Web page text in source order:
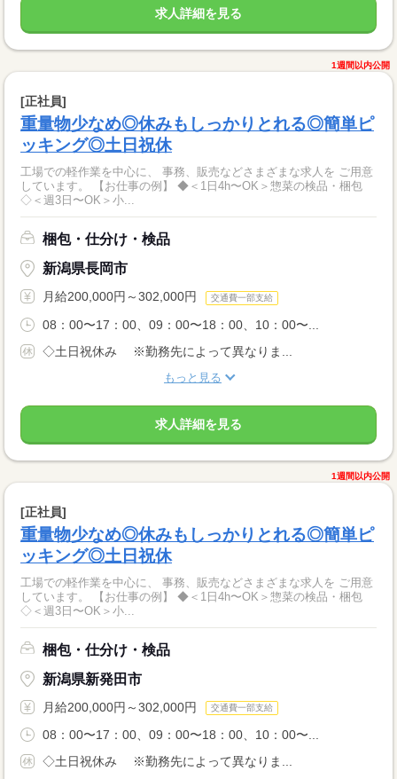
求人詳細を見る
1週間以内公開
[正社員]
重量物少なめ◎休みもしっかりとれる◎簡単ピ
ッキング◎土日祝休
工場での軽作業を中心に、 事務、販売などさまざまな求人を ご用意
しています。 【お仕事の例】 ◆＜1日4h〜OK＞惣菜の検品・梱包
◇＜週3日〜OK＞小...
梱包・仕分け・検品
新潟県長岡市
月給200,000円～302,000円 交通費一部支給
08：00〜17：00、09：00〜18：00、10：00〜...
◇土日祝休み ※勤務先によって異なりま...
もっと見る
求人詳細を見る
1週間以内公開
[正社員]
重量物少なめ◎休みもしっかりとれる◎簡単ピ
ッキング◎土日祝休
工場での軽作業を中心に、 事務、販売などさまざまな求人を ご用意
しています。 【お仕事の例】 ◆＜1日4h〜OK＞惣菜の検品・梱包
◇＜週3日〜OK＞小...
梱包・仕分け・検品
新潟県新発田市
月給200,000円～302,000円 交通費一部支給
08：00〜17：00、09：00〜18：00、10：00〜...
◇土日祝休み ※勤務先によって異なりま...